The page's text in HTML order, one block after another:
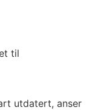
til
utdatert, anser